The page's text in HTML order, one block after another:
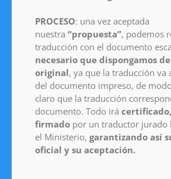
PROCESO: una vez aceptada
nuestra “propuesta”, podemos
traducción con el documento
necesario que dispongamos
original, ya que la traducción va
del documento impreso, de
claro que la traducción
documento. Todo irá
firmado por un traductor jurado
el Ministerio, garantizando así
oficial y su aceptación.